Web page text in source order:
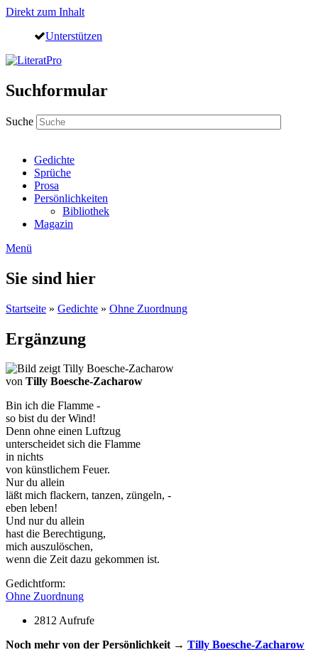
Direkt zum Inhalt
Unterstützen
Suchformular
Suche
Gedichte
Sprüche
Prosa
Persönlichkeiten
Bibliothek
Magazin
Menü
Sie sind hier
Startseite » Gedichte » Ohne Zuordnung
Ergänzung
von Tilly Boesche-Zacharow
Bin ich die Flamme -
so bist du der Wind!
Denn ohne einen Luftzug
unterscheidet sich die Flamme
in nichts
von künstlichem Feuer.
Nur du allein
läßt mich flackern, tanzen, züngeln, -
eben leben!
Und nur du allein
hast die Berechtigung,
mich auszulöschen,
wenn die Zeit dazu gekommen ist.
Gedichtform:
Ohne Zuordnung
2812 Aufrufe
Noch mehr von der Persönlichkeit → Tilly Boesche-Zacharow